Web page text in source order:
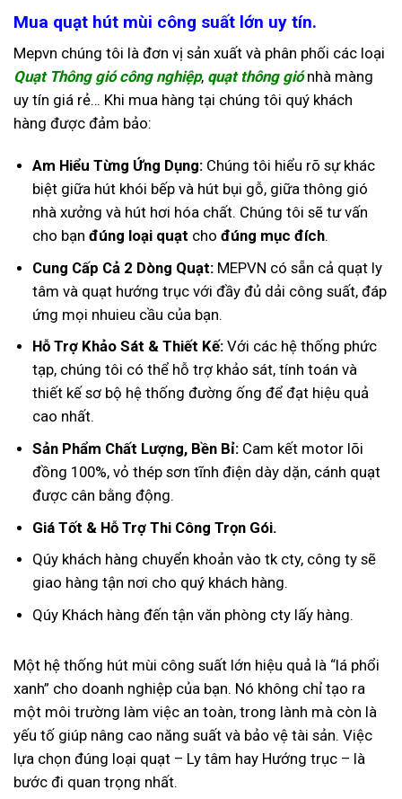
Mua quạt hút mùi công suất lớn uy tín.
Mepvn chúng tôi là đơn vị sản xuất và phân phối các loại
Quạt Thông gió công nghiệp, quạt thông giónhà màng
uy tín giá rẻ… Khi mua hàng tại chúng tôi quý khách
hàng được đảm bảo:
Am Hiểu Từng Ứng Dụng:Chúng tôi hiểu rõ sự khác
biệt giữa hút khói bếp và hút bụi gỗ, giữa thông gió
nhà xưởng và hút hơi hóa chất. Chúng tôi sẽ tư vấn
cho bạn đúng loại quạt cho đúng mục đích.
Cung Cấp Cả 2 Dòng Quạt:MEPVN có sẵn cả quạt ly
tâm và quạt hướng trục với đầy đủ dải công suất, đáp
ứng mọi nhuieu cầu của bạn.
Hỗ Trợ Khảo Sát & Thiết Kế:Với các hệ thống phức
tạp, chúng tôi có thể hỗ trợ khảo sát, tính toán và
thiết kế sơ bộ hệ thống đường ống để đạt hiệu quả
cao nhất.
Sản Phẩm Chất Lượng, Bền Bỉ:Cam kết motor lõi
đồng 100%, vỏ thép sơn tĩnh điện dày dặn, cánh quạt
được cân bằng động.
Giá Tốt & Hỗ Trợ Thi Công Trọn Gói.
Qúy khách hàng chuyển khoản vào tk cty, công ty sẽ
giao hàng tận nơi cho quý khách hàng.
Qúy Khách hàng đến tận văn phòng cty lấy hàng.
Một hệ thống hút mùi công suất lớn hiệu quả là “lá phổi
xanh” cho doanh nghiệp của bạn. Nó không chỉ tạo ra
một môi trường làm việc an toàn, trong lành mà còn là
yếu tố giúp nâng cao năng suất và bảo vệ tài sản. Việc
lựa chọn đúng loại quạt – Ly tâm hay Hướng trục – là
bước đi quan trọng nhất.